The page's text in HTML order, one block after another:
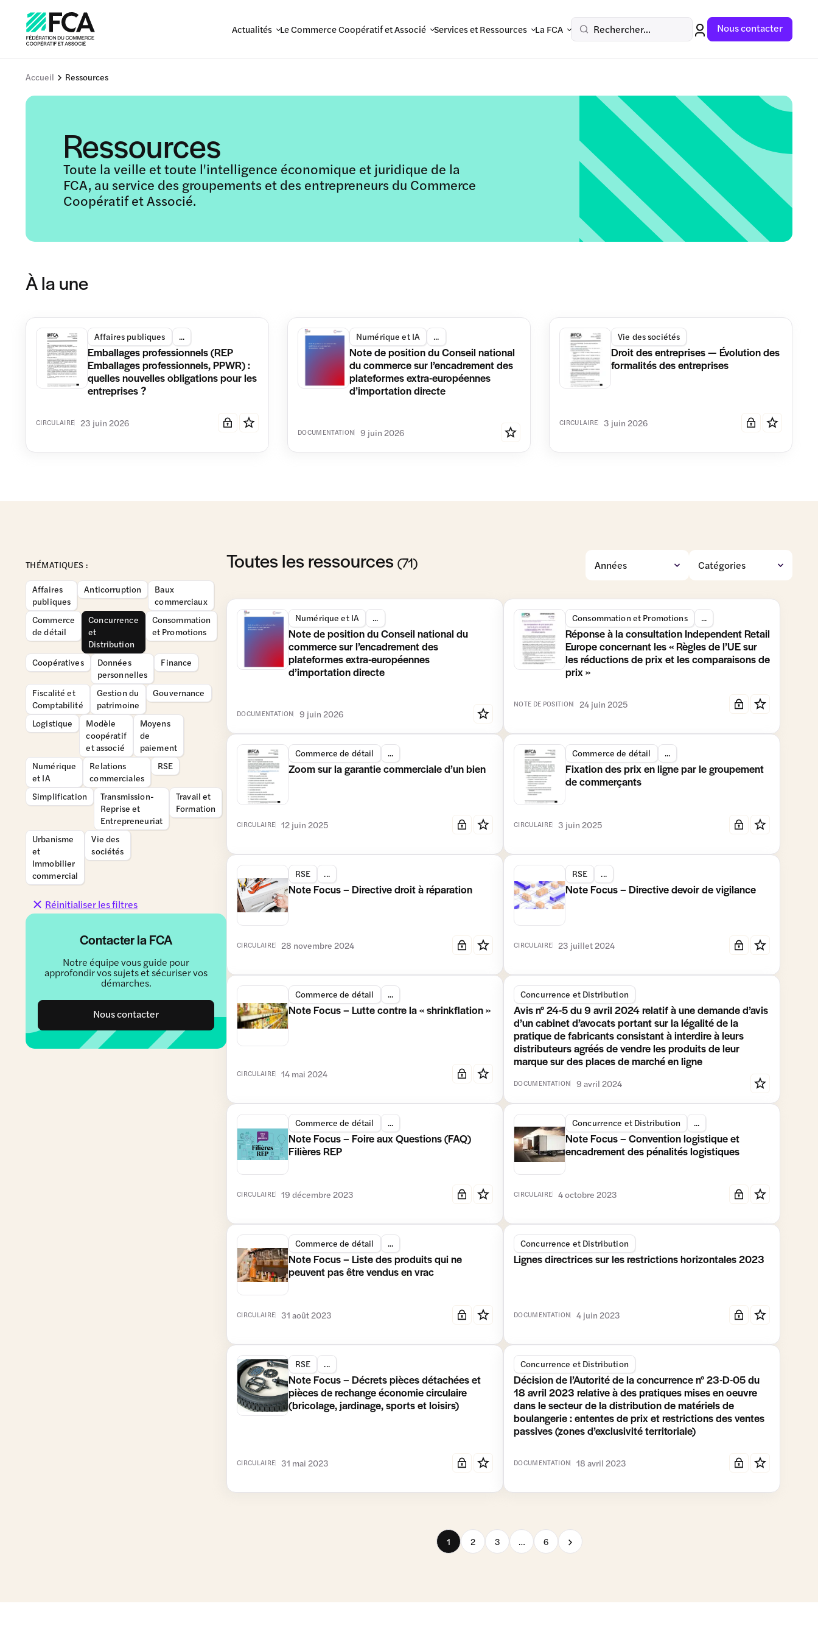
Actualités Le Commerce Coopératif et Associé Services et Ressources La FCA Rechercher... Nous contacter
Accueil Ressources
Ressources
Toute la veille et toute l'intelligence économique et juridique de la
FCA, au service des groupements et des entrepreneurs du Commerce
Coopératif et Associé.
À la une
Affaires publiques ...
Emballages professionnels (REP
Emballages professionnels, PPWR) :
quelles nouvelles obligations pour les
entreprises ?
CIRCULAIRE 23 juin 2026
Numérique et IA ...
Note de position du Conseil national
du commerce sur l’encadrement des
plateformes extra-européennes
d’importation directe
DOCUMENTATION 9 juin 2026
Vie des sociétés
Droit des entreprises — Évolution des
formalités des entreprises
CIRCULAIRE 3 juin 2026
THÉMATIQUES :
Affaires
publiques
Anticorruption
Baux
commerciaux
Commerce
de détail
Concurrence
et
Distribution
Consommation
et Promotions
Coopératives
Données
personnelles
Finance
Fiscalité et
Comptabilité
Gestion du
patrimoine
Gouvernance
Logistique
Modèle
coopératif
et associé
Moyens
de
paiement
Numérique
et IA
Relations
commerciales
RSE
Simplification
Transmission-
Reprise et
Entrepreneuriat
Travail et
Formation
Urbanisme
et
Immobilier
commercial
Vie des
sociétés
Réinitialiser les filtres
Contacter la FCA
Notre équipe vous guide pour
approfondir vos sujets et sécuriser vos
démarches.
Nous contacter
Toutes les ressources (71)
Numérique et IA ...
Note de position du Conseil national du
commerce sur l’encadrement des
plateformes extra-européennes
d’importation directe
DOCUMENTATION 9 juin 2026
Consommation et Promotions ...
Réponse à la consultation Independent Retail
Europe concernant les « Règles de l’UE sur
les réductions de prix et les comparaisons de
prix »
NOTE DE POSITION 24 juin 2025
Commerce de détail ...
Zoom sur la garantie commerciale d’un bien
CIRCULAIRE 12 juin 2025
Commerce de détail ...
Fixation des prix en ligne par le groupement
de commerçants
CIRCULAIRE 3 juin 2025
RSE ...
Note Focus – Directive droit à réparation
CIRCULAIRE 28 novembre 2024
RSE ...
Note Focus – Directive devoir de vigilance
CIRCULAIRE 23 juillet 2024
Commerce de détail ...
Note Focus – Lutte contre la « shrinkflation »
CIRCULAIRE 14 mai 2024
Concurrence et Distribution
Avis n° 24-5 du 9 avril 2024 relatif à une demande d’avis
d’un cabinet d’avocats portant sur la légalité de la
pratique de fabricants consistant à interdire à leurs
distributeurs agréés de vendre les produits de leur
marque sur des places de marché en ligne
DOCUMENTATION 9 avril 2024
Commerce de détail ...
Note Focus – Foire aux Questions (FAQ)
Filières REP
CIRCULAIRE 19 décembre 2023
Concurrence et Distribution ...
Note Focus – Convention logistique et
encadrement des pénalités logistiques
CIRCULAIRE 4 octobre 2023
Commerce de détail ...
Note Focus – Liste des produits qui ne
peuvent pas être vendus en vrac
CIRCULAIRE 31 août 2023
Concurrence et Distribution
Lignes directrices sur les restrictions horizontales 2023
DOCUMENTATION 4 juin 2023
RSE ...
Note Focus – Décrets pièces détachées et
pièces de rechange économie circulaire
(bricolage, jardinage, sports et loisirs)
CIRCULAIRE 31 mai 2023
Concurrence et Distribution
Décision de l’Autorité de la concurrence n° 23-D-05 du
18 avril 2023 relative à des pratiques mises en oeuvre
dans le secteur de la distribution de matériels de
boulangerie : ententes de prix et restrictions des ventes
passives (zones d’exclusivité territoriale)
DOCUMENTATION 18 avril 2023
1 2 3 … 6
Page suivante